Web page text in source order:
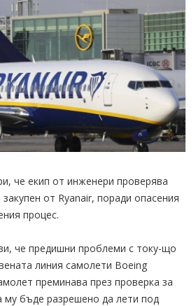
че екип от инженери проверява
от Ryanair, поради опасения
процес.
че предишни проблеми с току-що
линия самолети Boeing
преминава през проверка за
му бъде разрешено да лети под